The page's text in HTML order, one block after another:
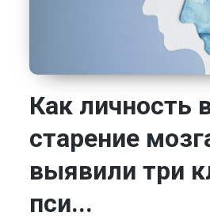
Как личность
старение
выявили три
пси...